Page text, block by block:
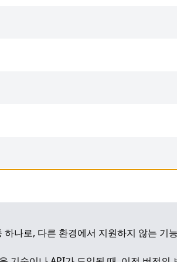
나로, 다른 환경에서 지원하지 않는 기